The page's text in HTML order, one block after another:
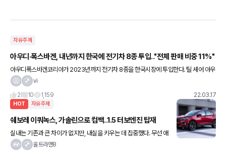
자유주제
아우디·폭스바겐, 내년까지 한국에 전기차 8종 투입.."전체 판매 비중 11%"
아우디폭스바겐코리아가 2023년까지 전기차 8종을 한국시장에 투입한다. 틸 셰어 아우
디폭스바겐코리아 사장은 17일 서울 삼성동 코엑스 그랜드볼룸에서 열린 ‘xEV 트렌드 코
vi
2
10 1,159 22.03.17
HOT 자유주제
쉐보레 이쿼녹스, 가솔린으로 컴백..1.5 터보엔진 탑재
실내는 기존과 큰 차이가 없지만, 내실을 키우는 데 집중했다. 무선 애
플 카플레이 및 안드로이드 오토를 지원하는 등 인포테인먼트 시스템
울트라맨8